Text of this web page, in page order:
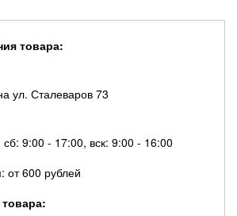
товара:
ул. Сталеваров 73
9:00 - 17:00, вск: 9:00 - 16:00
от 600 рублей